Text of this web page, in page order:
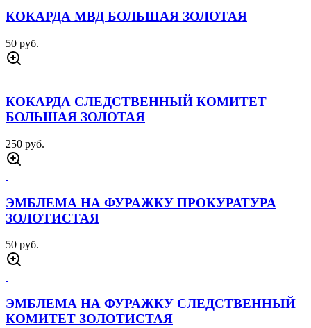
КОКАРДА МВД БОЛЬШАЯ ЗОЛОТАЯ
50 руб.
КОКАРДА СЛЕДСТВЕННЫЙ КОМИТЕТ
БОЛЬШАЯ ЗОЛОТАЯ
250 руб.
ЭМБЛЕМА НА ФУРАЖКУ ПРОКУРАТУРА
ЗОЛОТИСТАЯ
50 руб.
ЭМБЛЕМА НА ФУРАЖКУ СЛЕДСТВЕННЫЙ
КОМИТЕТ ЗОЛОТИСТАЯ